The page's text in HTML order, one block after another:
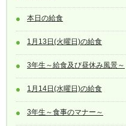
本日の給食
1月13日(火曜日)の給食
3年生～給食及び昼休み風景～
1月14日(水曜日)の給食
3年生～食事のマナー～